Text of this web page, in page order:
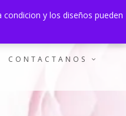
y los diseños pueden
0 ITEMS
CONTACTANOS